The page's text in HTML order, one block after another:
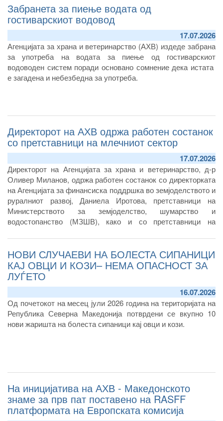
Забранета за пиење водата од
гостиварскиот водовод
17.07.2026
Агенцијата за храна и ветеринарство (АХВ) издеде забрана
за употреба на водата за пиење од гостиварскиот
водоводен систем поради основано сомнение дека истата
е загадена и небезбедна за употреба.
Директорот на АХВ одржа работен состанок
со претставници на млечниот сектор
17.07.2026
Директорот на Агенцијата за храна и ветеринарство, д-р
Оливер Миланов, одржа работен состанок со директорката
на Агенцијата за финансиска поддршка во земјоделството и
руралниот развој, Даниела Иротова, претставници на
Министерството за земјоделство, шумарство и
водостопанство (МЗШВ), како и со претставници на
Република Северна Македонија.
НОВИ СЛУЧАЕВИ НА БОЛЕСТА СИПАНИЦИ
КАЈ ОВЦИ И КОЗИ– НЕМА ОПАСНОСТ ЗА
ЛУЃЕТО
16.07.2026
Од почетокот на месец јули 2026 година на територијата на
Република Северна Македонија потврдени се вкупно 10
нови жаришта на болеста сипаници кај овци и кози.
На иницијатива на АХВ - Македонското
знаме за прв пат поставено на RASFF
платформата на Европската комисија